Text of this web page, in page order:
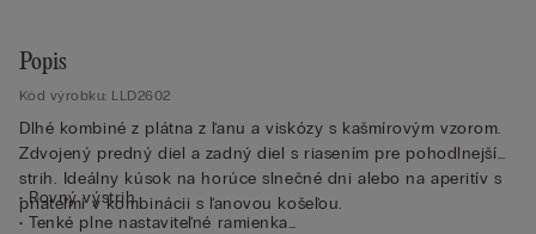
Popis
Kód výrobku: LLD2602
Dlhé kombiné z plátna z ľanu a viskózy s kašmírovým vzorom.
Zdvojený predný diel a zadný diel s riasením pre pohodlnejší
strih. Ideálny kúsok na horúce slnečné dni alebo na aperitív s
priateľmi v kombinácii s ľanovou košeľou.
• Rovný výstrih
• Tenké plne nastaviteľné ramienka